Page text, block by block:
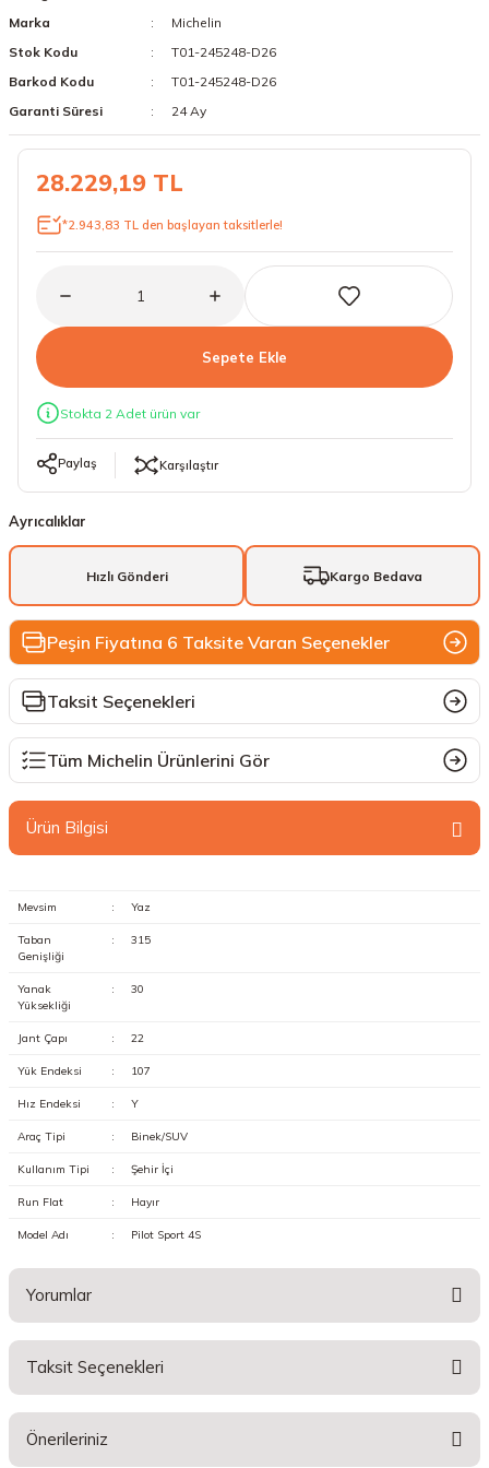
19 Lastikler
20 Lastikler
Marka
Michelin
Stok Kodu
T01-245248-D26
Barkod Kodu
T01-245248-D26
Garanti Süresi
24 Ay
28.229,19 TL
*2.943,83 TL den başlayan taksitlerle!
Sepete Ekle
Stokta 2 Adet ürün var
Paylaş Karşılaştır
Ayrıcalıklar
Hızlı Gönderi Kargo Bedava
Peşin Fiyatına 6 Taksite Varan Seçenekler
Taksit Seçenekleri
Tüm Michelin Ürünlerini Gör
Ürün Bilgisi
Mevsim : Yaz
Taban
Genişliği
: 315
Yanak
Yüksekliği
: 30
Jant Çapı : 22
Yük Endeksi : 107
Hız Endeksi : Y
Araç Tipi : Binek/SUV
Kullanım Tipi : Şehir İçi
Run Flat : Hayır
Model Adı : Pilot Sport 4S
Yorumlar
Taksit Seçenekleri
Önerileriniz